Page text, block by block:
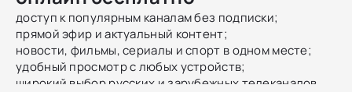
доступ к популярным каналам без подписки;
прямой эфир и актуальный контент;
новости, фильмы, сериалы и спорт в одном месте;
удобный просмотр с любых устройств;
широкий выбор русских и зарубежных телеканалов.